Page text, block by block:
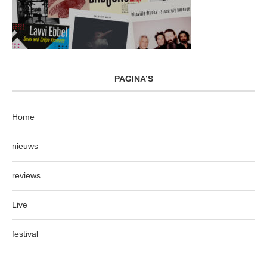
PAGINA’S
Home
nieuws
reviews
Live
festival